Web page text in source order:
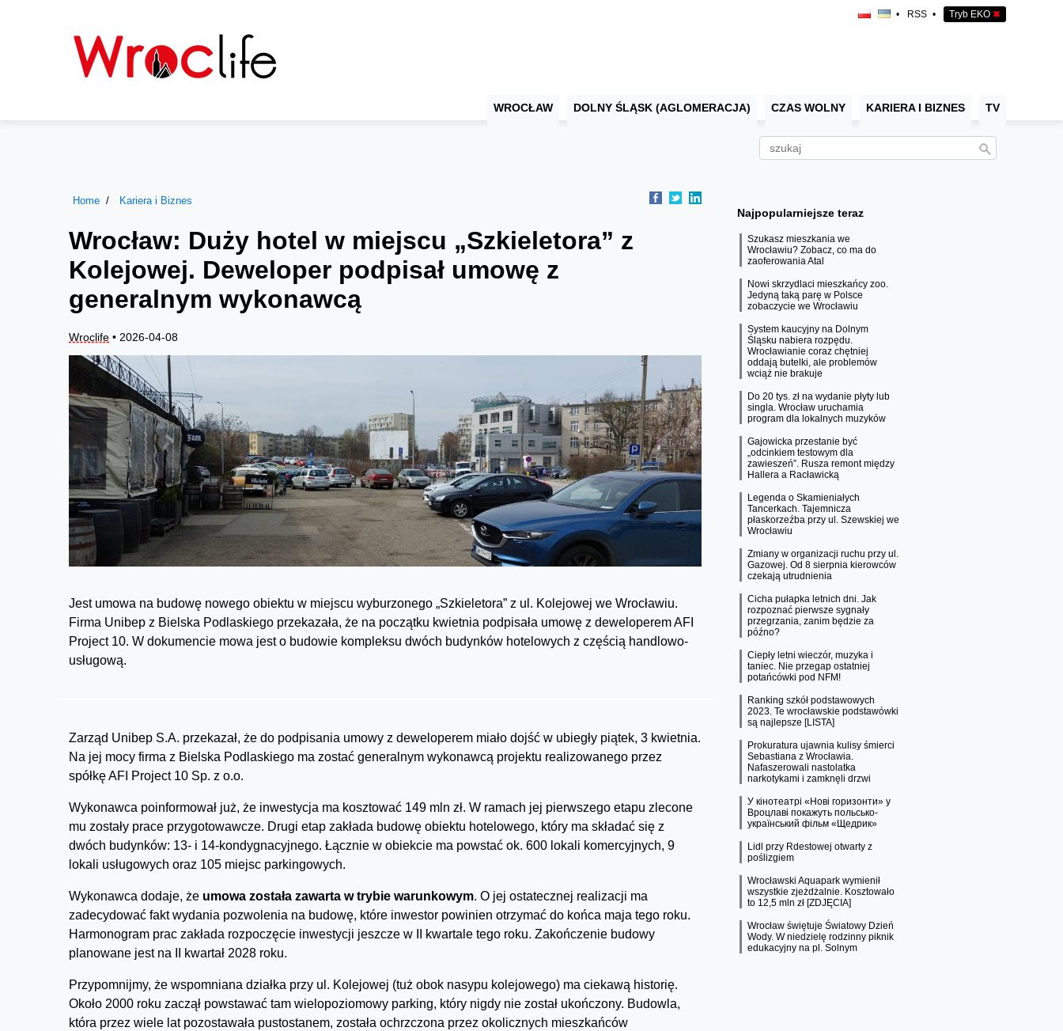
• RSS • Tryb EKO ✖
WROCŁAW DOLNY ŚLĄSK (AGLOMERACJA) CZAS WOLNY KARIERA I BIZNES TV
Home Kariera i Biznes
Wrocław: Duży hotel w miejscu „Szkieletora” z
Kolejowej. Deweloper podpisał umowę z
generalnym wykonawcą
Wroclife • 2026-04-08
Jest umowa na budowę nowego obiektu w miejscu wyburzonego „Szkieletora” z ul. Kolejowej we Wrocławiu.
Firma Unibep z Bielska Podlaskiego przekazała, że na początku kwietnia podpisała umowę z deweloperem AFI
Project 10. W dokumencie mowa jest o budowie kompleksu dwóch budynków hotelowych z częścią handlowo-
usługową.
Zarząd Unibep S.A. przekazał, że do podpisania umowy z deweloperem miało dojść w ubiegły piątek, 3 kwietnia.
Na jej mocy firma z Bielska Podlaskiego ma zostać generalnym wykonawcą projektu realizowanego przez
spółkę AFI Project 10 Sp. z o.o.
Wykonawca poinformował już, że inwestycja ma kosztować 149 mln zł. W ramach jej pierwszego etapu zlecone
mu zostały prace przygotowawcze. Drugi etap zakłada budowę obiektu hotelowego, który ma składać się z
dwóch budynków: 13- i 14-kondygnacyjnego. Łącznie w obiekcie ma powstać ok. 600 lokali komercyjnych, 9
lokali usługowych oraz 105 miejsc parkingowych.
Wykonawca dodaje, że umowa została zawarta w trybie warunkowym. O jej ostatecznej realizacji ma
zadecydować fakt wydania pozwolenia na budowę, które inwestor powinien otrzymać do końca maja tego roku.
Harmonogram prac zakłada rozpoczęcie inwestycji jeszcze w II kwartale tego roku. Zakończenie budowy
planowane jest na II kwartał 2028 roku.
Przypomnijmy, że wspomniana działka przy ul. Kolejowej (tuż obok nasypu kolejowego) ma ciekawą historię.
Około 2000 roku zaczął powstawać tam wielopoziomowy parking, który nigdy nie został ukończony. Budowla,
która przez wiele lat pozostawała pustostanem, została ochrzczona przez okolicznych mieszkańców
Najpopularniejsze teraz
Szukasz mieszkania we
Wrocławiu? Zobacz, co ma do
zaoferowania Atal
Nowi skrzydlaci mieszkańcy zoo.
Jedyną taką parę w Polsce
zobaczycie we Wrocławiu
System kaucyjny na Dolnym
Śląsku nabiera rozpędu.
Wrocławianie coraz chętniej
oddają butelki, ale problemów
wciąż nie brakuje
Do 20 tys. zł na wydanie płyty lub
singla. Wrocław uruchamia
program dla lokalnych muzyków
Gajowicka przestanie być
„odcinkiem testowym dla
zawieszeń”. Rusza remont między
Hallera a Racławicką
Legenda o Skamieniałych
Tancerkach. Tajemnicza
płaskorzeźba przy ul. Szewskiej we
Wrocławiu
Zmiany w organizacji ruchu przy ul.
Gazowej. Od 8 sierpnia kierowców
czekają utrudnienia
Cicha pułapka letnich dni. Jak
rozpoznać pierwsze sygnały
przegrzania, zanim będzie za
późno?
Ciepły letni wieczór, muzyka i
taniec. Nie przegap ostatniej
potańcówki pod NFM!
Ranking szkół podstawowych
2023. Te wrocławskie podstawówki
są najlepsze [LISTA]
Prokuratura ujawnia kulisy śmierci
Sebastiana z Wrocławia.
Nafaszerowali nastolatka
narkotykami i zamknęli drzwi
У кінотеатрі «Нові горизонти» у
Вроцлаві покажуть польсько-
український фільм «Щедрик»
Lidl przy Rdestowej otwarty z
poślizgiem
Wrocławski Aquapark wymienił
wszystkie zjeżdżalnie. Kosztowało
to 12,5 mln zł [ZDJĘCIA]
Wrocław świętuje Światowy Dzień
Wody. W niedzielę rodzinny piknik
edukacyjny na pl. Solnym